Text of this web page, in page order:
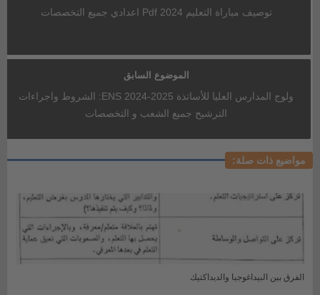
توصيف مباراة التعليم 2024 Pdf اعدادي جميع التخصصات
الموضوع السابق
ولوج المدارس العليا للأساتذة ENS 2024-2025: الشروط واجراءات
الترشيح جميع الشعب و التخصصات
مواضيع ذات صلة:
الفرق بين البيداغوجيا والديداكتيك